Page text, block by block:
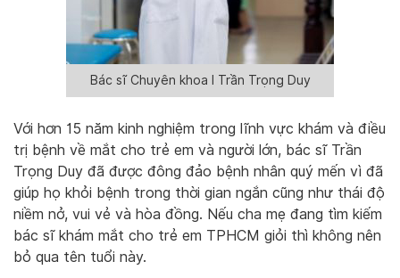
Bác sĩ Chuyên khoa I Trần Trọng Duy
Với hơn 15 năm kinh nghiệm trong lĩnh vực khám và điều
trị bệnh về mắt cho trẻ em và người lớn, bác sĩ Trần
Trọng Duy đã được đông đảo bệnh nhân quý mến vì đã
giúp họ khỏi bệnh trong thời gian ngắn cũng như thái độ
niềm nở, vui vẻ và hòa đồng. Nếu cha mẹ đang tìm kiếm
bác sĩ khám mắt cho trẻ em TPHCM giỏi thì không nên
bỏ qua tên tuổi này.